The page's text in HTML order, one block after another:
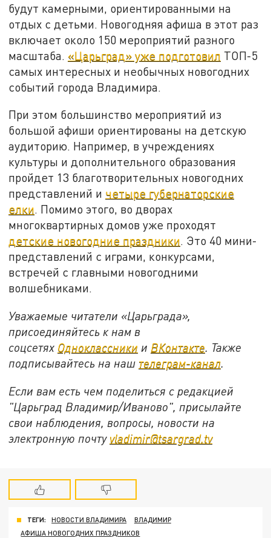
будут камерными, ориентированными на
отдых с детьми. Новогодняя афиша в этот раз
включает около 150 мероприятий разного
масштаба. «Царьград» уже подготовил ТОП-5
самых интересных и необычных новогодних
событий города Владимира.
При этом большинство мероприятий из
большой афиши ориентированы на детскую
аудиторию. Например, в учреждениях
культуры и дополнительного образования
пройдет 13 благотворительных новогодних
представлений и четыре губернаторские
елки. Помимо этого, во дворах
многоквартирных домов уже проходят
детские новогодние праздники. Это 40 мини-
представлений с играми, конкурсами,
встречей с главными новогодними
волшебниками.
Уважаемые читатели «Царьграда»,
присоединяйтесь к нам в
соцсетях Одноклассники и ВКонтакте. Также
подписывайтесь на наш телеграм-канал.
Если вам есть чем поделиться с редакцией
"Царьград Владимир/Иваново", присылайте
свои наблюдения, вопросы, новости на
электронную почту vladimir@tsargrad.tv
ТЕГИ: НОВОСТИ ВЛАДИМИРА
ВЛАДИМИР
АФИША НОВОГОДНИХ ПРАЗДНИКОВ